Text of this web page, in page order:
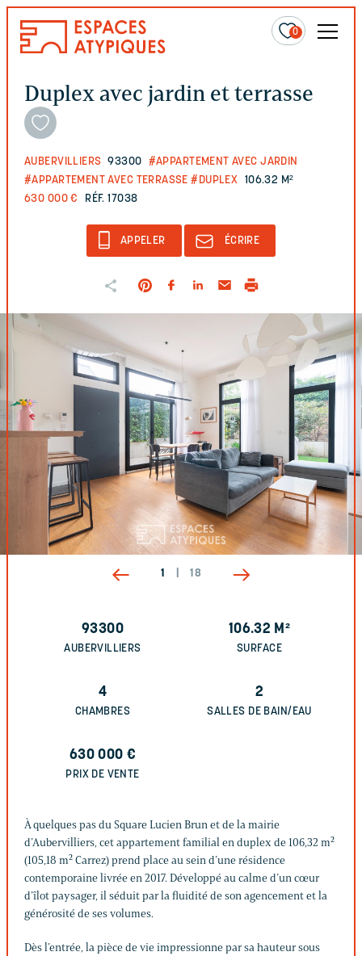
0
Duplex avec jardin et terrasse
AUBERVILLIERS 93300 #APPARTEMENT AVEC JARDIN
#APPARTEMENT AVEC TERRASSE #DUPLEX 106.32 M²
630 000 €
RÉF. 17038
APPELER ÉCRIRE
1 18
93300
AUBERVILLIERS
106.32 M²
SURFACE
4
CHAMBRES
2
SALLES DE BAIN/EAU
630 000 €
PRIX DE VENTE
À quelques pas du Square Lucien Brun et de la mairie
d’Aubervilliers, cet appartement familial en duplex de 106,32 m²
(105,18 m² Carrez) prend place au sein d’une résidence
contemporaine livrée en 2017. Développé au calme d’un cœur
d’îlot paysager, il séduit par la fluidité de son agencement et la
générosité de ses volumes.
Dès l’entrée, la pièce de vie impressionne par sa hauteur sous